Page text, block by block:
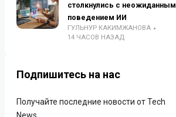
столкнулись с неожиданным
поведением ИИ
ГУЛЬНУР КАКИМЖАНОВА
14 ЧАСОВ НАЗАД
Подпишитесь на нас
Получайте последние новости от Tech